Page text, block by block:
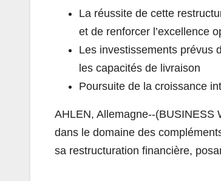
La réussite de cette
et de renforcer l’excellence
Les investissements prévus
les capacités de livraison
Poursuite de la croissance
AHLEN, Allemagne--(BUSINESS
dans le domaine des
sa restructuration financière,